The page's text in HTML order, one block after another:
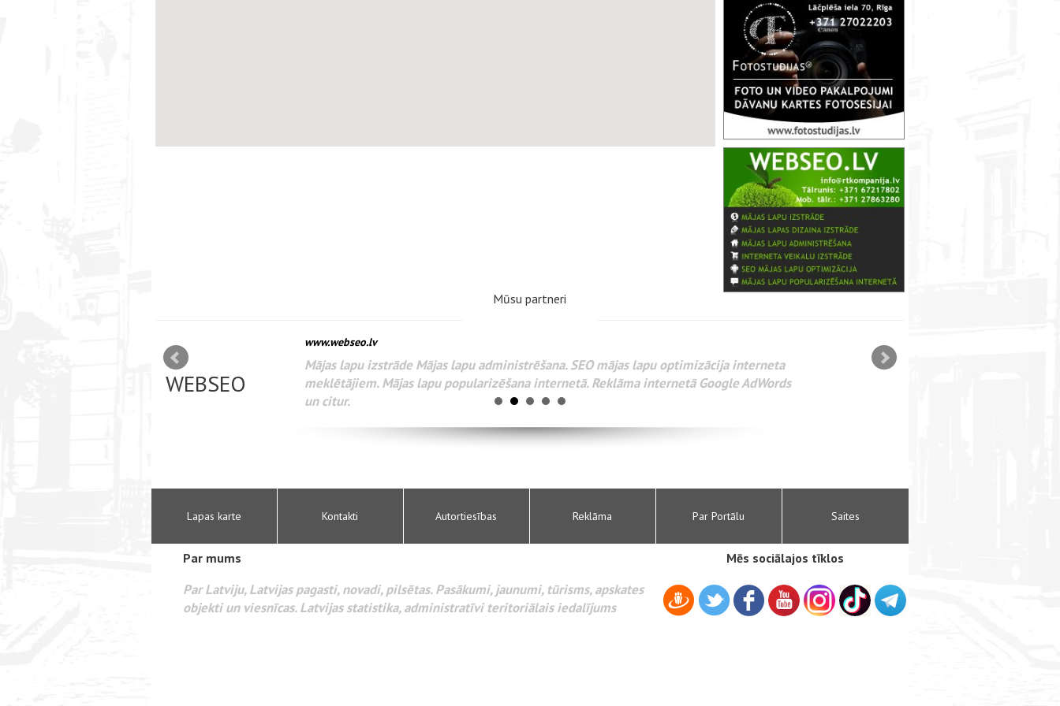
Mūsu partneri
WEBSEO
www.webseo.lv
Разработка веб-сайтов Администрирование веб-сайтов. SEO оптимизация сайта для
поисковых систем интернета. Раскрутка веб-сайтов. Реклама в интернете Google
Lapas karte Kontakti Autortiesības Reklāma Par Portālu Saites
Par mums
Par Latviju, Latvijas pagasti, novadi, pilsētas. Pasākumi, jaunumi, tūrisms, apskates
objekti un viesnīcas. Latvijas statistika, administratīvi teritoriālais iedalījums
Mēs sociālajos tīklos